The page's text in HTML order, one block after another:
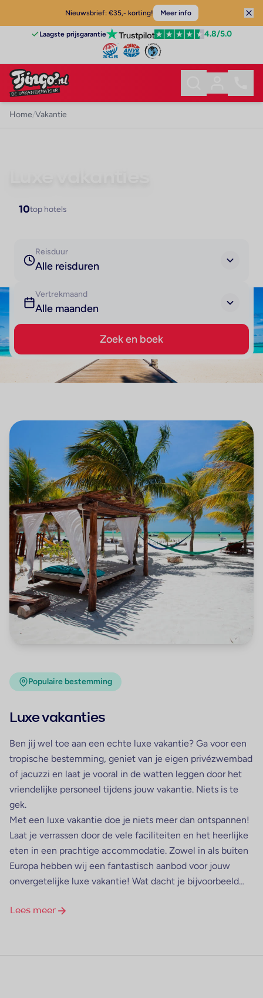
Nieuwsbrief: €35,- korting! Meer info
Laagste prijsgarantie 4.8/5.0
Home/Vakantie
10top hotels
Reisduur
Alle reisduren
Vertrekmaand
Alle maanden
Zoek en boek
Populaire bestemming
Luxe vakanties
Ben jij wel toe aan een echte luxe vakantie? Ga voor een
tropische bestemming, geniet van je eigen privézwembad
of jacuzzi en laat je vooral in de watten leggen door het
vriendelijke personeel tijdens jouw vakantie. Niets is te
gek.
Met een luxe vakantie doe je niets meer dan ontspannen!
Laat je verrassen door de vele faciliteiten en het heerlijke
eten in een prachtige accommodatie. Zowel in als buiten
Europa hebben wij een fantastisch aanbod voor jouw
onvergetelijke luxe vakantie! Wat dacht je bijvoorbeeld
Lees meer